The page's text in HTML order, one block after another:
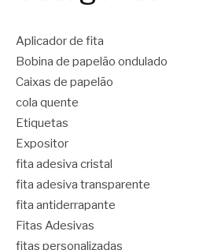
Aplicador de fita
Bobina de papelão ondulado
Caixas de papelão
cola quente
Etiquetas
Expositor
fita adesiva cristal
fita adesiva transparente
fita antiderrapante
Fitas Adesivas
fitas personalizadas